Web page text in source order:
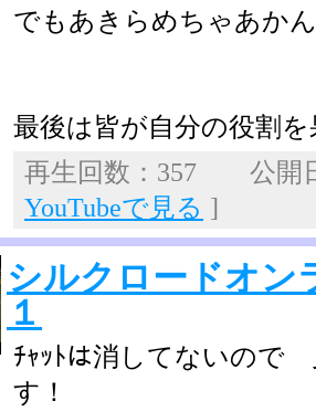
でもあきらめちゃあか
最後は皆が自分の役割
再生回数：357 公開
YouTubeで見る ]
シルクロードオ
１
ﾁｬｯﾄは消してないので
す！